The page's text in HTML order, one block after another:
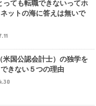
っても転職できないってホ
ットの海に答えは無いで
米国公認会計士）の独学を
きない５つの理由